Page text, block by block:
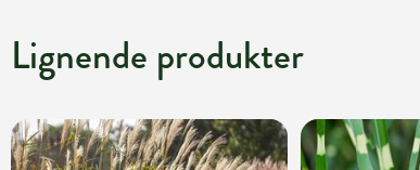
Lignende produkter